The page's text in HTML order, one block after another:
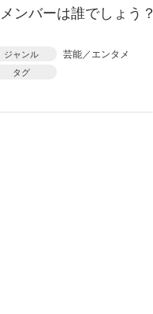
ンバーは誰でしょう？
ジャンル 芸能／エンタメ
タグ